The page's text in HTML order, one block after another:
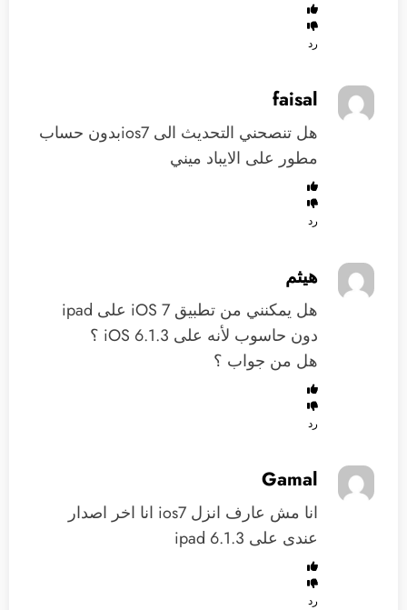
رد
faisal
هل تنصحني التحديث الى ios7بدون حساب
مطور على الايباد ميني
رد
هيثم
هل يمكنني من تطبيق iOS 7 على ipad
دون حاسوب لأنه على iOS 6.1.3 ؟
هل من جواب ؟
رد
Gamal
انا مش عارف انزل ios7 انا اخر اصدار
عندى على ipad 6.1.3
رد